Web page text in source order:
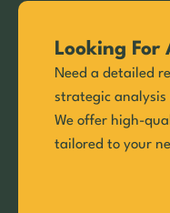
Looking For
Need a detailed
strategic analysis
We offer high-
tailored to your